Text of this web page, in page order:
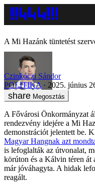
A Mi Hazánk tüntetést
Czinkóczi Sándor
POLITIKA
2025. június
Megosztás
A Fővárosi Önkormányzat
rendezvény idejére a Mi
demonstrációt jelentett be.
Magyar Hangnak azt
is lefoglalták az útvonalat,
körúton és a Kálvin téren át
már jóváhagyta. A hidak
reagált.